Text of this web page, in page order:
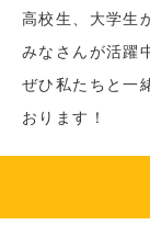
高校生、大学生
みなさんが活躍
ぜひ私たちと一
おります！